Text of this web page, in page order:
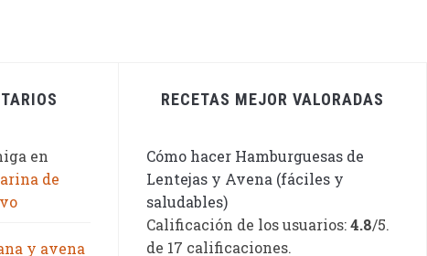
en
de
y avena
RECETAS MEJOR VALORADAS
Cómo hacer Hamburguesas de
Lentejas y Avena (fáciles y
saludables)
Calificación de los usuarios:4.8/5.
de 17 calificaciones.